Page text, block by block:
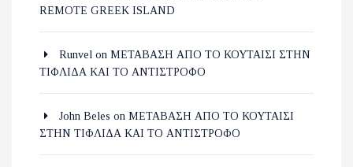
REMOTE GREEK ISLAND
Runvel on ΜΕΤΑΒΑΣΗ ΑΠΟ ΤΟ ΚΟΥΤΑΙΣΙ ΣΤΗΝ
ΤΙΦΛΙΔΑ ΚΑΙ ΤΟ ΑΝΤΙΣΤΡΟΦΟ
John Beles on ΜΕΤΑΒΑΣΗ ΑΠΟ ΤΟ ΚΟΥΤΑΙΣΙ
ΣΤΗΝ ΤΙΦΛΙΔΑ ΚΑΙ ΤΟ ΑΝΤΙΣΤΡΟΦΟ